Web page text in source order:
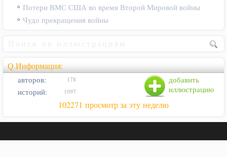
Потери ВМС США во время Второй Мировой войны
Чудо прекращения войны
Q.Информация:
добавить
иллюстрацию
авторов: 178
историй: 1097
102271 просмотр за эту неделю